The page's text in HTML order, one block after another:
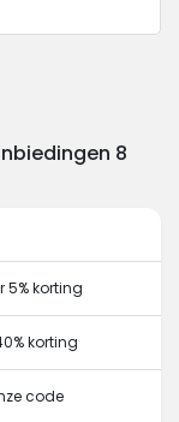
8
5% korting
korting
code